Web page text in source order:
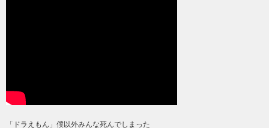
「ドラえもん」僕以外みんな死んでしまった